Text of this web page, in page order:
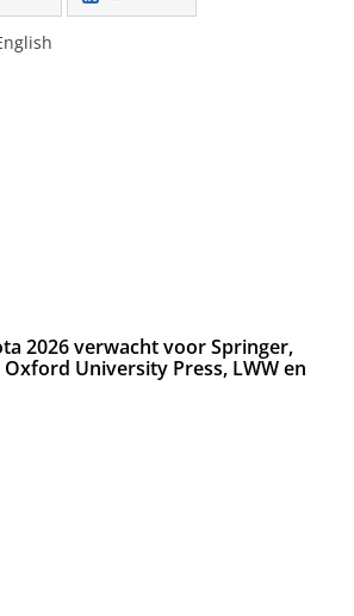
2026 verwacht voor Springer,
University Press, LWW en